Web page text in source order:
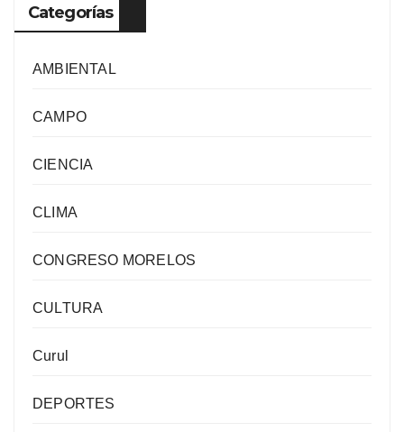
Categorías
AMBIENTAL
CAMPO
CIENCIA
CLIMA
CONGRESO MORELOS
CULTURA
Curul
DEPORTES